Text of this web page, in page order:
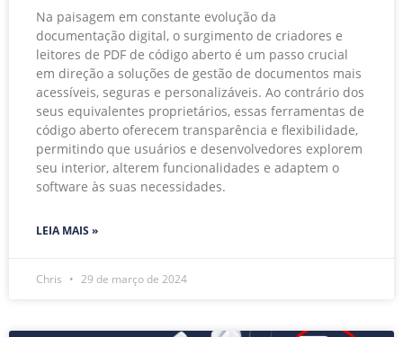
Na paisagem em constante evolução da
documentação digital, o surgimento de criadores e
leitores de PDF de código aberto é um passo crucial
em direção a soluções de gestão de documentos mais
acessíveis, seguras e personalizáveis. Ao contrário dos
seus equivalentes proprietários, essas ferramentas de
código aberto oferecem transparência e flexibilidade,
permitindo que usuários e desenvolvedores explorem
seu interior, alterem funcionalidades e adaptem o
software às suas necessidades.
LEIA MAIS »
Chris 29 de março de 2024